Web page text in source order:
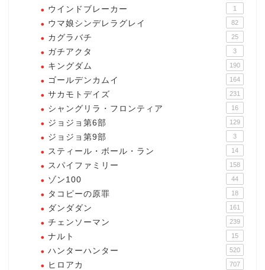
ウインドブレーカー 1
ウマ娘シンデレラグレイ 82
カグラバチ 25
ガチアクタ 3
キングダム 190
ゴールデンカムイ 164
サカモトデイズ 231
シャングリラ・フロンティア 16
ジョジョ第6部 129
ジョジョ第9部 3
スティール・ボール・ラン 14
スパイファミリー 158
ゾン100 44
タコピーの原罪 18
ダンダダン 161
チェンソーマン 239
ナルト 15
ハンターハンター 520
ヒロアカ 707